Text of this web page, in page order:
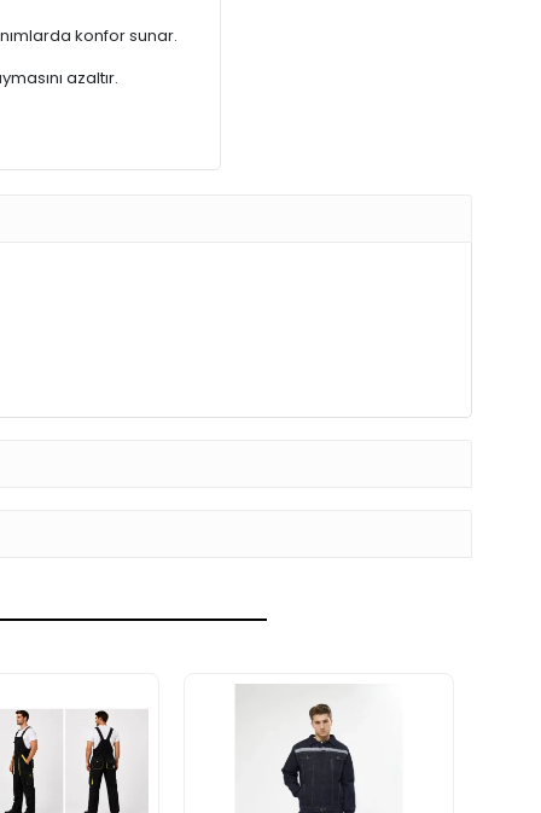
konfor sunar.
azaltır.